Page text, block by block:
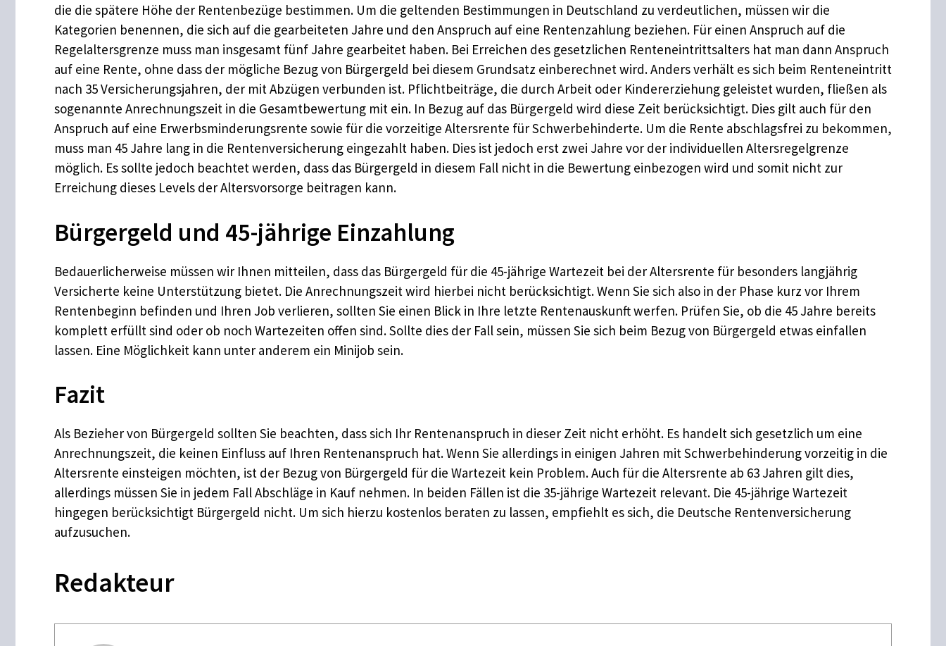
die die spätere Höhe der Rentenbezüge bestimmen. Um die geltenden Bestimmungen in Deutschland zu verdeutlichen, müssen wir die
Kategorien benennen, die sich auf die gearbeiteten Jahre und den Anspruch auf eine Rentenzahlung beziehen. Für einen Anspruch auf die
Regelaltersgrenze muss man insgesamt fünf Jahre gearbeitet haben. Bei Erreichen des gesetzlichen Renteneintrittsalters hat man dann Anspruch
auf eine Rente, ohne dass der mögliche Bezug von Bürgergeld bei diesem Grundsatz einberechnet wird. Anders verhält es sich beim Renteneintritt
nach 35 Versicherungsjahren, der mit Abzügen verbunden ist. Pflichtbeiträge, die durch Arbeit oder Kindererziehung geleistet wurden, fließen als
sogenannte Anrechnungszeit in die Gesamtbewertung mit ein. In Bezug auf das Bürgergeld wird diese Zeit berücksichtigt. Dies gilt auch für den
Anspruch auf eine Erwerbsminderungsrente sowie für die vorzeitige Altersrente für Schwerbehinderte. Um die Rente abschlagsfrei zu bekommen,
muss man 45 Jahre lang in die Rentenversicherung eingezahlt haben. Dies ist jedoch erst zwei Jahre vor der individuellen Altersregelgrenze
möglich. Es sollte jedoch beachtet werden, dass das Bürgergeld in diesem Fall nicht in die Bewertung einbezogen wird und somit nicht zur
Erreichung dieses Levels der Altersvorsorge beitragen kann.
Bürgergeld und 45-jährige Einzahlung
Bedauerlicherweise müssen wir Ihnen mitteilen, dass das Bürgergeld für die 45-jährige Wartezeit bei der Altersrente für besonders langjährig
Versicherte keine Unterstützung bietet. Die Anrechnungszeit wird hierbei nicht berücksichtigt. Wenn Sie sich also in der Phase kurz vor Ihrem
Rentenbeginn befinden und Ihren Job verlieren, sollten Sie einen Blick in Ihre letzte Rentenauskunft werfen. Prüfen Sie, ob die 45 Jahre bereits
komplett erfüllt sind oder ob noch Wartezeiten offen sind. Sollte dies der Fall sein, müssen Sie sich beim Bezug von Bürgergeld etwas einfallen
lassen. Eine Möglichkeit kann unter anderem ein Minijob sein.
Fazit
Als Bezieher von Bürgergeld sollten Sie beachten, dass sich Ihr Rentenanspruch in dieser Zeit nicht erhöht. Es handelt sich gesetzlich um eine
Anrechnungszeit, die keinen Einfluss auf Ihren Rentenanspruch hat. Wenn Sie allerdings in einigen Jahren mit Schwerbehinderung vorzeitig in die
Altersrente einsteigen möchten, ist der Bezug von Bürgergeld für die Wartezeit kein Problem. Auch für die Altersrente ab 63 Jahren gilt dies,
allerdings müssen Sie in jedem Fall Abschläge in Kauf nehmen. In beiden Fällen ist die 35-jährige Wartezeit relevant. Die 45-jährige Wartezeit
hingegen berücksichtigt Bürgergeld nicht. Um sich hierzu kostenlos beraten zu lassen, empfiehlt es sich, die Deutsche Rentenversicherung
aufzusuchen.
Redakteur